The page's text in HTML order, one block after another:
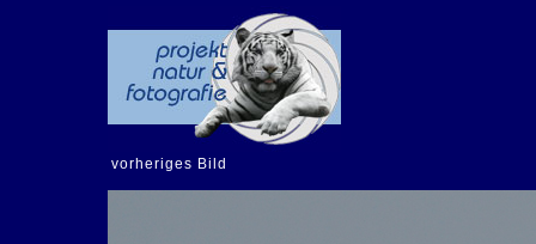
vorheriges Bild